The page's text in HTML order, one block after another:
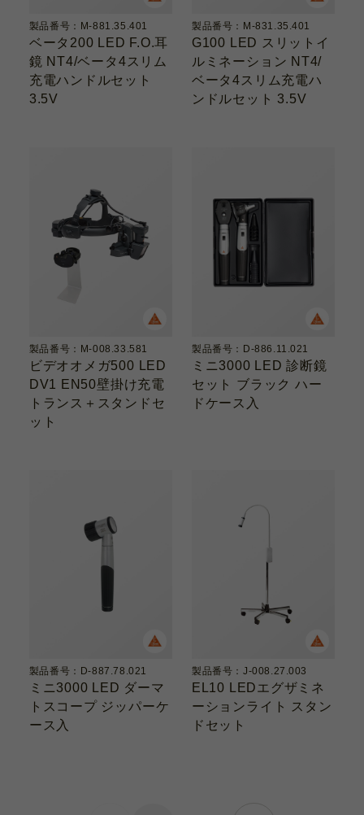
製品番号：M-881.35.401
ベータ200 LED F.O.耳
鏡 NT4/ベータ4スリム
充電ハンドルセット
3.5V
製品番号：M-831.35.401
G100 LED スリットイ
ルミネーション NT4/
ベータ4スリム充電ハ
ンドルセット 3.5V
製品番号：M-008.33.581
ビデオオメガ500 LED
DV1 EN50壁掛け充電
トランス＋スタンドセ
ット
製品番号：D-886.11.021
ミニ3000 LED 診断鏡
セット ブラック ハー
ドケース入
製品番号：D-887.78.021
ミニ3000 LED ダーマ
トスコープ ジッパーケ
ース入
製品番号：J-008.27.003
EL10 LEDエグザミネ
ーションライト スタン
ドセット